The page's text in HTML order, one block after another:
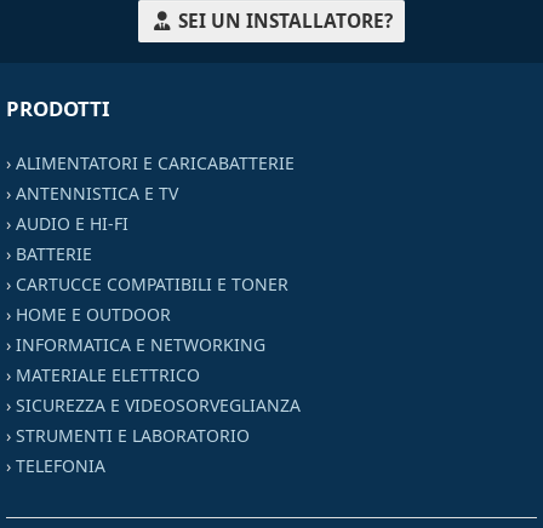
SEI UN INSTALLATORE?
PRODOTTI
› ALIMENTATORI E CARICABATTERIE
› ANTENNISTICA E TV
› AUDIO E HI-FI
› BATTERIE
› CARTUCCE COMPATIBILI E TONER
› HOME E OUTDOOR
› INFORMATICA E NETWORKING
› MATERIALE ELETTRICO
› SICUREZZA E VIDEOSORVEGLIANZA
› STRUMENTI E LABORATORIO
› TELEFONIA